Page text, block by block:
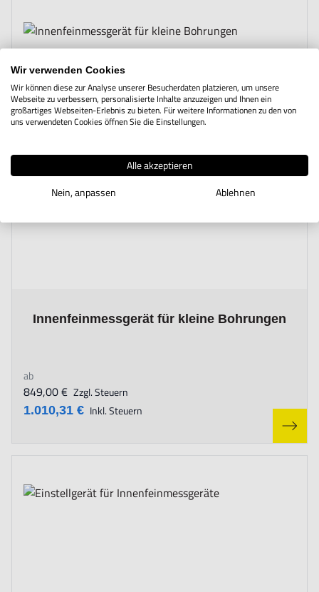
Innenfeinmessgerät für kleine Bohrungen
The price depends on the options chosen on the product page
ab
1.010,31 € Inkl. Steuern
849,00 € Zzgl. Steuern
Wir verwenden Cookies
Wir können diese zur Analyse unserer Besucherdaten platzieren, um unsere
Webseite zu verbessern, personalisierte Inhalte anzuzeigen und Ihnen ein
großartiges Webseiten-Erlebnis zu bieten. Für weitere Informationen zu den von
uns verwendeten Cookies öffnen Sie die Einstellungen.
Alle akzeptieren
Nein, anpassen
Ablehnen